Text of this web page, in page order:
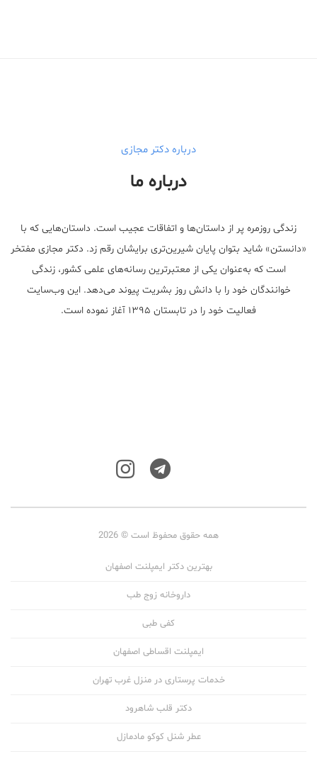
درباره دکتر مجازی
درباره ما
زندگی روزمره پر از داستان‌ها و اتفاقات عجیب است. داستان‌هایی که با
«دانستن» شاید بتوان پایان شیرین‌تری برایشان رقم زد. دکتر مجازی مفتخر
است که به‌عنوان یکی از معتبر‌ترین رسانه‌های علمی کشور، زندگی
خوانندگان خود را با دانش روز بشریت پیوند می‌دهد. این وب‌سایت
فعالیت خود را در تابستان ۱۳۹۵ آغاز نموده است.
همه حقوق محفوظ است © 2026
بهترین دکتر ایمپلنت اصفهان
داروخانه زوج طب
کفی طبی
ایمپلنت اقساطی اصفهان
خدمات پرستاری در منزل غرب تهران
دکتر قلب شاهرود
عطر شنل کوکو مادمازل